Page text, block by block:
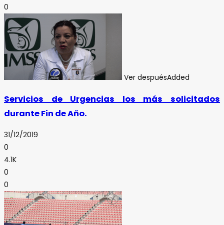
0
Ver despuésAdded
Servicios de Urgencias los más solicitados
durante Fin de Año.
31/12/2019
0
4.1K
0
0